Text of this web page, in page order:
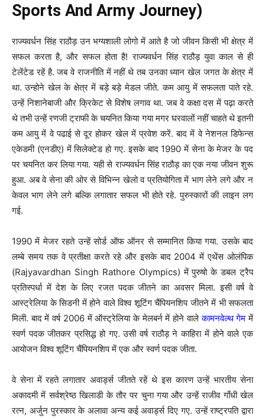
Sports And Army Journey)
राज्यवर्धन सिंह राठौड़ उन भग्यशाली लोगो में आते है जो जीवन किसी भी क्षेत्र में
सफल करता है, और सफल होता है! राज्यवर्धन सिंह राठौड़ युवा काल से ही
टेलेंटेड रहें है. जब वे राजनीति में नहीं थे तब उनका ध्यान खेल जगत के क्षेत्र में
था. उन्होने खेल के क्षेत्र में बड़े बड़े मेडल जीते. कम आयु में सफलता पाते रहे.
उन्हें निशानेबाजी और क्रिकेट से विशेष लगाव था. जब वे कक्षा दस में पढ़ा करते
थे तभी उन्हें रणजी ट्राफी के चयनित किया गया मगर घरवालों नहीं चाहते थे इतनी
कम आयु में वे पढाई से दूर होकर खेल में प्रवेश करें. बाद में वे नेशनल डिफेन्स
एकेडमी (एनडीए) में सिलेक्टेड हो गए. इसके बाद 1990 में सेना के मेजर के पद
पर चयनित कर लिया गया. यही से राज्यवर्धन सिंह राठौड़ का एक नया जीवन शुरू
हुआ. अब वे सेना की ओर से विभिन्न खेलो व प्रतियोगिता में भाग लेने लगे और न
केवल भाग लेने लगे बल्कि लगातार सफल भी होते रहे. पुरुस्कारों की लाइन लग
गई.
1990 में मेजर रहते उन्हें सोर्ड ऑफ ऑनर से सम्मानित किया गया. उसके बाद
लम्बे समय तक वे प्रतीक्षा करते रहे और इसके बाद 2004 में एथेंस ओलंपिक
(Rajyavardhan Singh Rathore Olympics) में पुरुषो के डबल ट्रैप
प्रतिस्पर्धा में देश के लिए रजत पदक जीतने का अवसर मिला. इसी वर्ष वे
आस्ट्रेलिया के सिडनी में होने वाले विश्व शूटिंग चैंपियनशिप जीतने में भी सफलता
मिली. बाद में वर्ष 2006 में ऑस्ट्रेलिया के मेलबर्न में होने वालेकामनवेल्थ गेम में
स्वर्ण पदक जीतकर प्रसिद्ध हो गए. उसी वर्ष राठौड़ ने काहिरा में होने वाले एक
आयोजन विश्व शूटिंग चैंपियनशिप में एक और स्वर्ण पदक जीता.
वे सेना में रहते लगातार अवार्ड्स जीतते रहें थे इस कारण उन्हें भारतीय सेना
अकादमी में सर्वश्रेष्ठ खिलाडी के तौर पर चुना गया और उन्हें राजीव गाँधी खेल
रत्न, अर्जुन पुरस्कार के अलावा अन्य कई अवार्ड्स दिए गए. उन्हें राष्ट्रपति द्वारा